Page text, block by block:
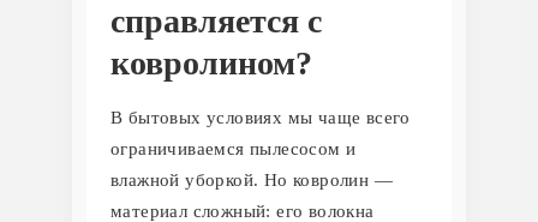
справляется с
ковролином?
В бытовых условиях мы чаще всего
ограничиваемся пылесосом и
влажной уборкой. Но ковролин —
материал сложный: его волокна